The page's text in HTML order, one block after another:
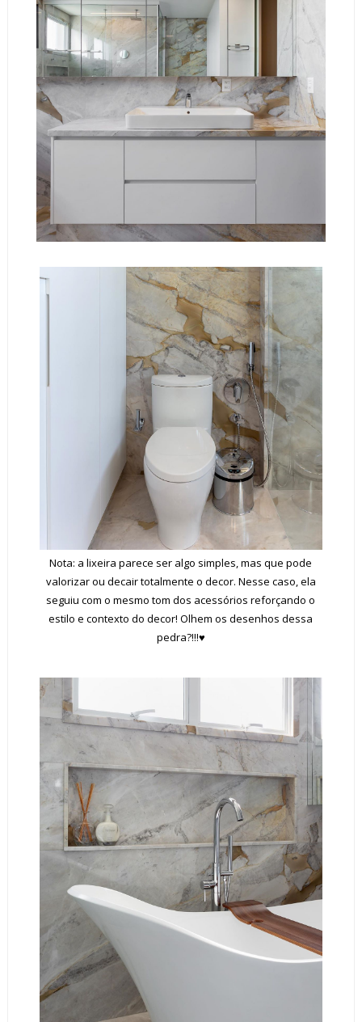
Nota: a lixeira parece ser algo simples, mas que pode
valorizar ou decair totalmente o decor. Nesse caso, ela
seguiu com o mesmo tom dos acessórios reforçando o
estilo e contexto do decor! Olhem os desenhos dessa
pedra?!!!♥